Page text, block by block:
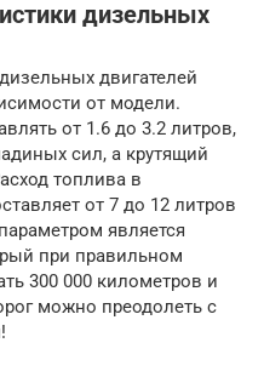
дизельных
двигателей
от модели.
от 1.6 до 3.2 литров,
сил, а крутящий
топлива в
от 7 до 12 литров
является
при правильном
300 000 километров и
можно преодолеть с